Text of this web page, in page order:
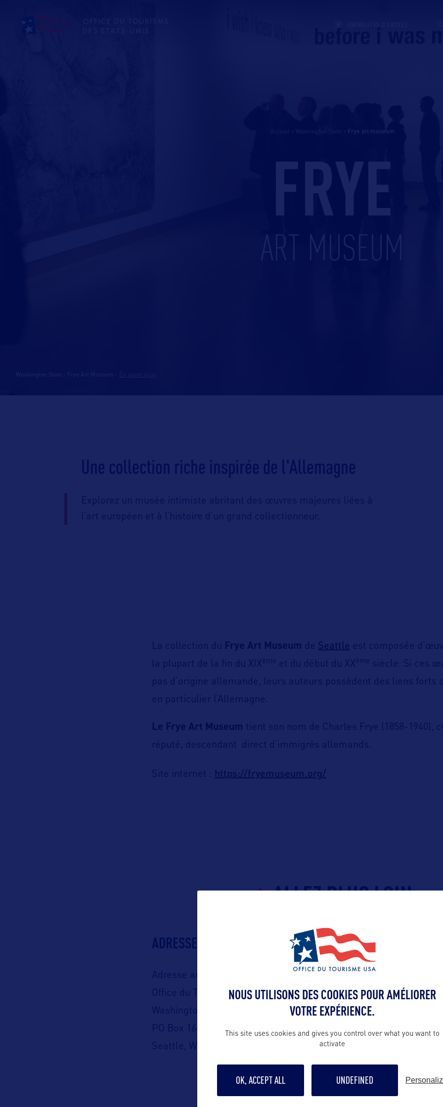
Accueil > Washington State > frye art museum
FRYE
ART MUSEUM
Une collection riche inspirée de l'Allemagne
Explorez un musée intimiste abritant des œuvres majeures liées à
l’art européen et à l’histoire d’un grand collectionneur.
La collection du Frye Art Museum de Seattle est composée
la plupart de la fin du XIXème et du début du XXème siècle. Si ces
pas d’origine allemande, leurs auteurs possèdent des liens forts
en particulier l’Allemagne.
Le Frye Art Museum tient son nom de Charles Frye (1858-1940),
réputé, descendant direct d’immigrés allemands.
Site internet : https://fryemuseum.org/
ALLEZ PLUS LOIN
ADRESSES
Adresse aux USA :
Office du Tourisme de
Washington State
PO Box 16612
Seattle, WA 98116
Représentation en France :
Contact pro
NOUS UTILISONS DES COOKIES POUR AMÉLIORER
VOTRE EXPÉRIENCE.
This site uses cookies and gives you control over what you want to
activate
OK, ACCEPT ALL UNDEFINED